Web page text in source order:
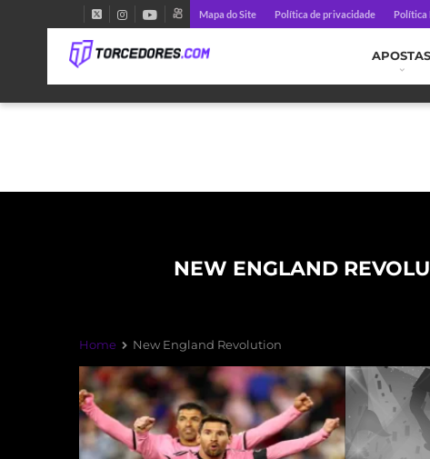
Mapa do Site Política de privacidade Política
APOSTAS
Home New England Revolution
NEW ENGLAND